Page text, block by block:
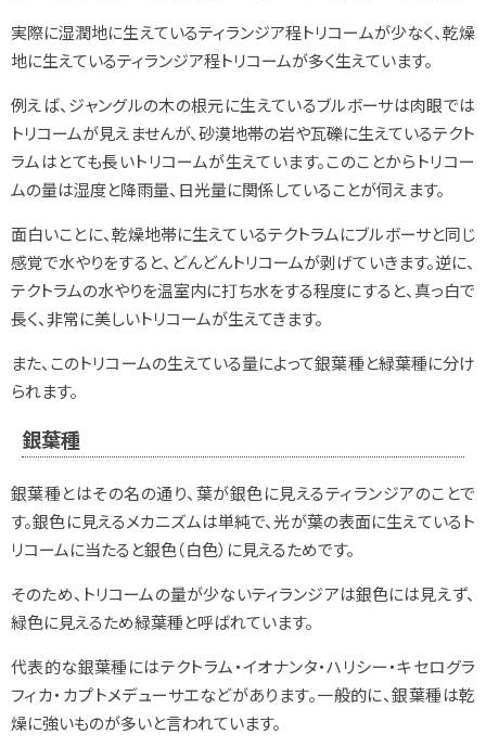
実際に湿潤地に生えているティランジア程トリコームが少なく、乾燥
地に生えているティランジア程トリコームが多く生えています。
例えば、ジャングルの木の根元に生えているブルボーサは肉眼では
トリコームが見えませんが、砂漠地帯の岩や瓦礫に生えているテクト
ラムはとても長いトリコームが生えています。このことからトリコー
ムの量は湿度と降雨量、日光量に関係していることが伺えます。
面白いことに、乾燥地帯に生えているテクトラムにブルボーサと同じ
感覚で水やりをすると、どんどんトリコームが剥げていきます。逆に、
テクトラムの水やりを温室内に打ち水をする程度にすると、真っ白で
長く、非常に美しいトリコームが生えてきます。
また、このトリコームの生えている量によって銀葉種と緑葉種に分け
られます。
銀葉種
銀葉種とはその名の通り、葉が銀色に見えるティランジアのことで
す。銀色に見えるメカニズムは単純で、光が葉の表面に生えているト
リコームに当たると銀色（白色）に見えるためです。
そのため、トリコームの量が少ないティランジアは銀色には見えず、
緑色に見えるため緑葉種と呼ばれています。
代表的な銀葉種にはテクトラム・イオナンタ・ハリシー・キセログラ
フィカ・カプトメデューサエなどがあります。一般的に、銀葉種は乾
燥に強いものが多いと言われています。